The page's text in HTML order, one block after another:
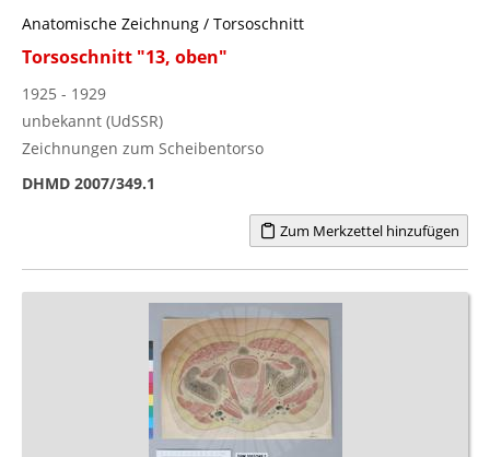
Anatomische Zeichnung / Torsoschnitt
Torsoschnitt "13, oben"
1925 - 1929
unbekannt (UdSSR)
Zeichnungen zum Scheibentorso
DHMD 2007/349.1
Zum Merkzettel hinzufügen